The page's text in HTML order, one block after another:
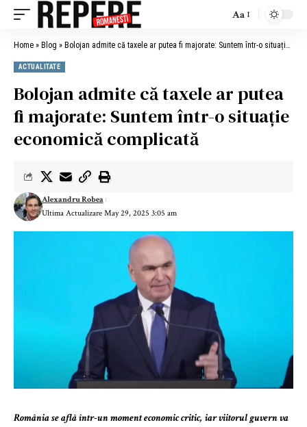
Aa
Home » Blog » Bolojan admite că taxele ar putea fi majorate: Suntem într-o situație economică complicată
ACTUALITATE
Bolojan admite că taxele ar putea
fi majorate: Suntem într-o situație
economică complicată
Ultima Actualizare May 29, 2025 3:05 am
Alexandru Robea
România se află într-un moment economic critic, iar viitorul guvern va